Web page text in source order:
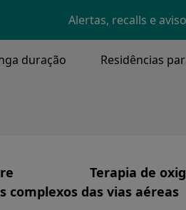
Alertas, recalls e
duração Residências
Terapia de
complexos das vias aéreas